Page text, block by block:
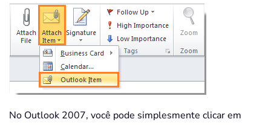
No Outlook 2007, você pode simplesmente clicar em